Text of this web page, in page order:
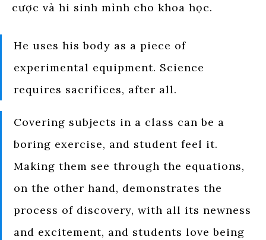
cược và hi sinh mình cho khoa học.
He uses his body as a piece of
experimental equipment. Science
requires sacrifices, after all.
Covering subjects in a class can be a
boring exercise, and student feel it.
Making them see through the equations,
on the other hand, demonstrates the
process of discovery, with all its newness
and excitement, and students love being